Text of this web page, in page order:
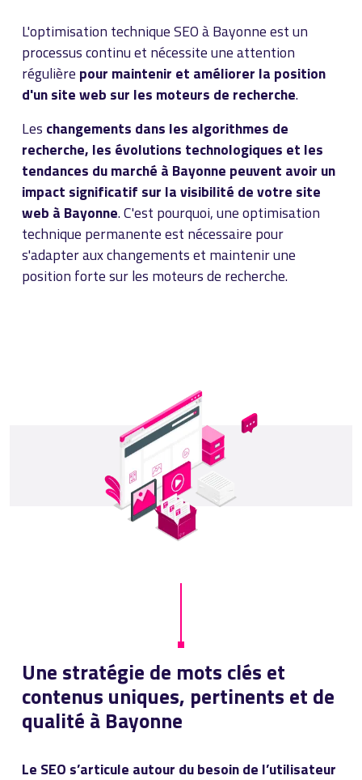
L'optimisation technique SEO à Bayonne est un
processus continu et nécessite une attention
régulière pour maintenir et améliorer la position
d'un site web sur les moteurs de recherche.
Les changements dans les algorithmes de
recherche, les évolutions technologiques et les
tendances du marché à Bayonne peuvent avoir un
impact significatif sur la visibilité de votre site
web à Bayonne. C'est pourquoi, une optimisation
technique permanente est nécessaire pour
s'adapter aux changements et maintenir une
position forte sur les moteurs de recherche.
Une stratégie de mots clés et
contenus uniques, pertinents et de
qualité à Bayonne
Le SEO s’articule autour du besoin de l’utilisateur